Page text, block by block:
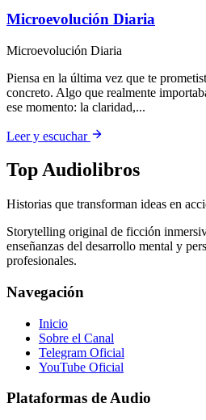
Microevolución Diaria
Microevolución Diaria
Piensa en la última vez que te
concreto. Algo que realmente
ese momento: la claridad,...
Leer y escuchar
Top Audiolibros
Historias que transforman ideas en
Storytelling original de ficción
enseñanzas del desarrollo mental y
profesionales.
Navegación
Inicio
Sobre el Canal
Telegram Oficial
YouTube Oficial
Plataformas de Audio